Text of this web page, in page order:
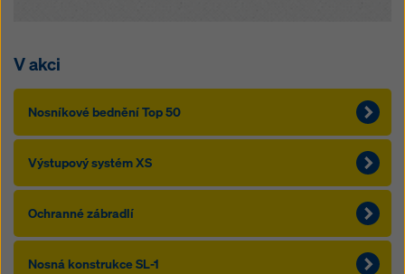
V akci
Nosníkové bednění Top 50
Výstupový systém XS
Ochranné zábradlí
Nosná konstrukce SL-1